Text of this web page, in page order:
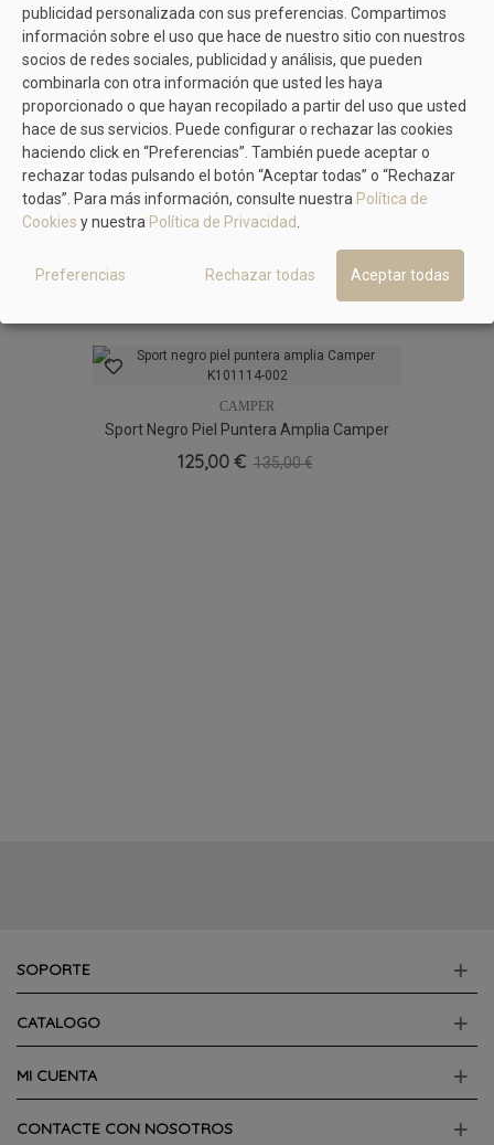
MÁS PRODUCTOS EN EL MISMO COLOR
CAMPER
Sport Negro Piel Puntera Amplia Camper
K101114-002
125,00 € 135,00 €
SOPORTE
CATALOGO
MI CUENTA
CONTACTE CON NOSOTROS
publicidad personalizada con sus preferencias. Compartimos
información sobre el uso que hace de nuestro sitio con nuestros
socios de redes sociales, publicidad y análisis, que pueden
combinarla con otra información que usted les haya
proporcionado o que hayan recopilado a partir del uso que usted
hace de sus servicios. Puede configurar o rechazar las cookies
haciendo click en “Preferencias”. También puede aceptar o
rechazar todas pulsando el botón “Aceptar todas” o “Rechazar
todas”. Para más información, consulte nuestra Política de
Cookies y nuestra Política de Privacidad
Preferencias Rechazar todas Aceptar todas